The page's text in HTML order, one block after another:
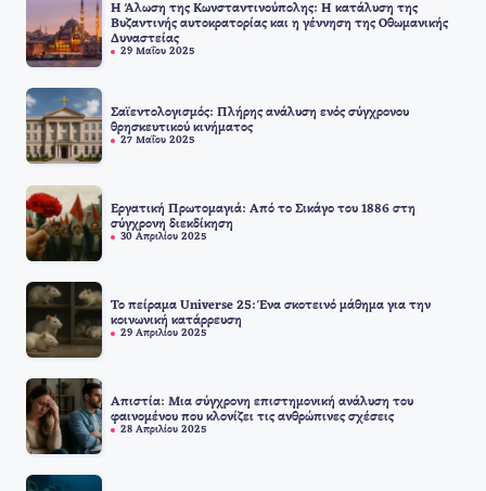
Η Άλωση της Κωνσταντινούπολης: Η κατάλυση της
Βυζαντινής αυτοκρατορίας και η γέννηση της Οθωμανικής
Δυναστείας
29 Μαΐου 2025
Σαϊεντολογισμός: Πλήρης ανάλυση ενός σύγχρονου
θρησκευτικού κινήματος
27 Μαΐου 2025
Εργατική Πρωτομαγιά: Από το Σικάγο του 1886 στη
σύγχρονη διεκδίκηση
30 Απριλίου 2025
Το πείραμα Universe 25: Ένα σκοτεινό μάθημα για την
κοινωνική κατάρρευση
29 Απριλίου 2025
Απιστία: Μια σύγχρονη επιστημονική ανάλυση του
φαινομένου που κλονίζει τις ανθρώπινες σχέσεις
28 Απριλίου 2025